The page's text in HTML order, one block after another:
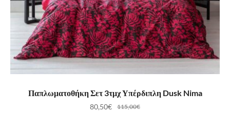
ΠΡΟΣΘΉΚΗ ΣΤΟ ΚΑΛΆΘΙ
Παπλωματοθήκη Σετ 3τμχ Υπέρδιπλη Dusk Nima
115,00€
80,50€